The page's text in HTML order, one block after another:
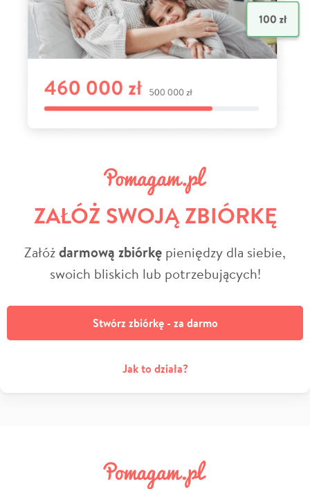
ZAŁÓŻ SWOJĄ ZBIÓRKĘ
Załóżdarmową zbiórkę pieniędzy dla siebie,
swoich bliskich lub potrzebujących!
Stwórz zbiórkę - za darmo
Jak to działa?